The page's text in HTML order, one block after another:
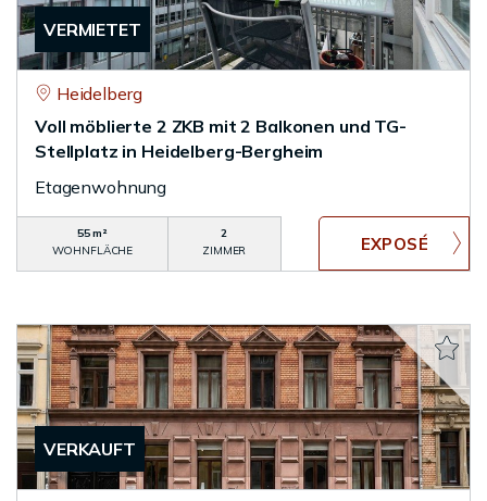
VERMIETET
Heidelberg
Voll möblierte 2 ZKB mit 2 Balkonen und TG-
Stellplatz in Heidelberg-Bergheim
Etagenwohnung
55 m²
WOHNFLÄCHE
2
ZIMMER
VERKAUFT